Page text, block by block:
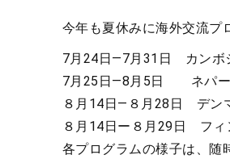
今年も夏休みに海外交流プ
7月24日―7月31日 カンボ
7月25日―8月5日 ネパー
８月14日―８月28日 デン
８月14日ー８月29日 フィ
各プログラムの様子は、随